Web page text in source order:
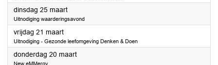
dinsdag 25 maart2025
Uitnodiging waarderingsavond
vrijdag 21 maart2025
Uitnodiging - Gezonde leefomgeving Denken & Doen
donderdag 20 maart2025
New eMMergy